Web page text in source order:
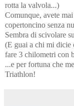
rotta la valvola...)
Comunque, avete
copertoncino senza
Sembra di scivolare
(E guai a chi mi dicie
fare 3 chilometri con
...e per fortuna che
Triathlon!